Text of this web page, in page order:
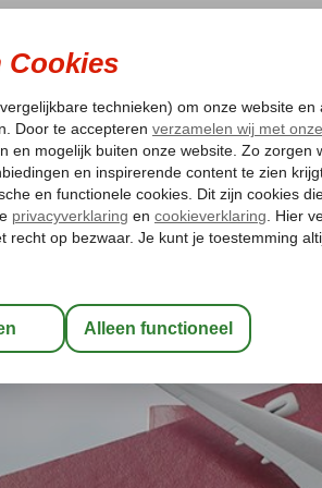
ZOMER 2026 ZONVAKANTIE
Laagsteprijsgarantie* Gratis annuleren*
& gezondheid
& gezondheid